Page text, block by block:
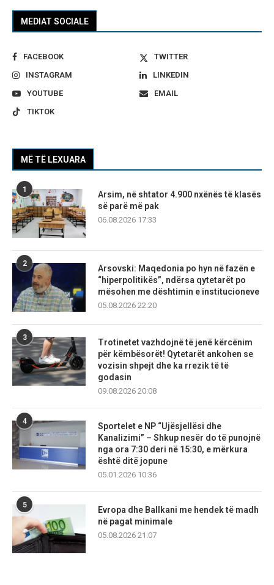
MEDIAT SOCIALE
FACEBOOK
TWITTER
INSTAGRAM
LINKEDIN
YOUTUBE
EMAIL
TIKTOK
MË TË LEXUARA
1
Arsim, në shtator 4.900 nxënës të klasës
së parë më pak
06.08.2026 17:33
2
Arsovski: Maqedonia po hyn në fazën e
“hiperpolitikës”, ndërsa qytetarët po
mësohen me dështimin e institucioneve
05.08.2026 22:20
3
Trotinetet vazhdojnë të jenë kërcënim
për këmbësorët! Qytetarët ankohen se
vozisin shpejt dhe ka rrezik të të
godasin
09.08.2026 20:08
4
Sportelet e NP “Ujësjellësi dhe
Kanalizimi” – Shkup nesër do të punojnë
nga ora 7:30 deri në 15:30, e mërkura
është ditë jopune
05.01.2026 10:36
5
Evropa dhe Ballkani me hendek të madh
në pagat minimale
05.08.2026 21:07